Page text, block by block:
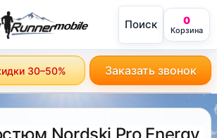
mobile Поиск 0
Корзина
30–50% Заказать звонок